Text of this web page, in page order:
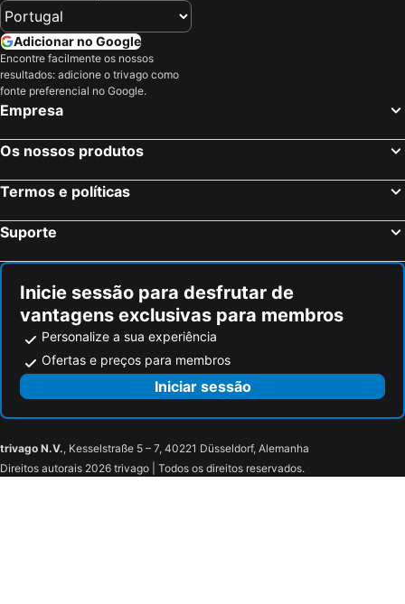
Adicionar no Google
Encontre facilmente os nossos
resultados: adicione o trivago como
fonte preferencial no Google.
Empresa
Os nossos produtos
Termos e políticas
Suporte
Inicie sessão para desfrutar de
vantagens exclusivas para membros
Personalize a sua experiência
Ofertas e preços para membros
Iniciar sessão
trivago N.V., Kesselstraße 5 – 7, 40221 Düsseldorf, Alemanha
Direitos autorais 2026 trivago | Todos os direitos reservados.